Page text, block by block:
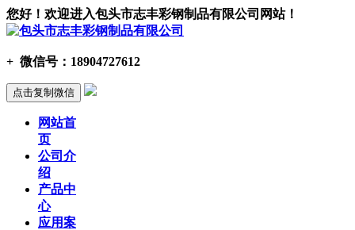
您好！欢迎进入包头市志丰彩钢制品有限公司网站！
+ 微信号： 18904727612
点击复制微信
网站首
页
公司介
绍
产品中
心
应用案